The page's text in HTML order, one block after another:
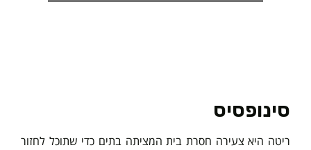
סינופסיס
ריטה היא צעירה חסרת בית המציתה בתים כדי שתוכל לחזור